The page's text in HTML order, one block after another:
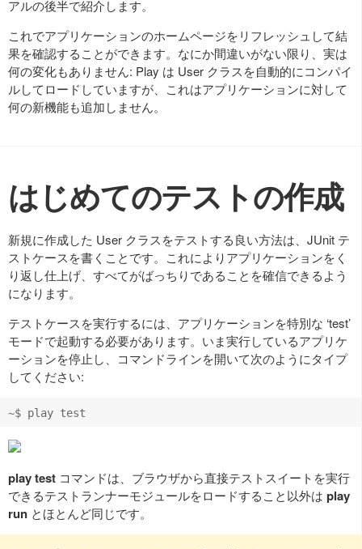
アルの後半で紹介します。
これでアプリケーションのホームページをリフレッシュして結
果を確認することができます。なにか間違いがない限り、実は
何の変化もありません: Play は User クラスを自動的にコンパイ
ルしてロードしていますが、これはアプリケーションに対して
何の新機能も追加しません。
はじめてのテストの作成
新規に作成した User クラスをテストする良い方法は、JUnit テ
ストケースを書くことです。これによりアプリケーションをく
り返し仕上げ、すべてがばっちりであることを確信できるよう
になります。
テストケースを実行するには、アプリケーションを特別な ‘test’
モードで起動する必要があります。いま実行しているアプリケ
ーションを停止し、コマンドラインを開いて次のようにタイプ
してください:
play test コマンドは、ブラウザから直接テストスイートを実行
できるテストランナーモジュールをロードすること以外は play
run とほとんど同じです。